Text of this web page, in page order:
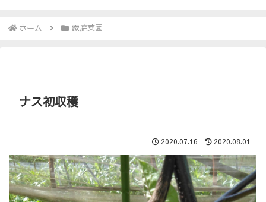
ホーム 家庭菜園
ナス初収穫
2020.07.16 2020.08.01